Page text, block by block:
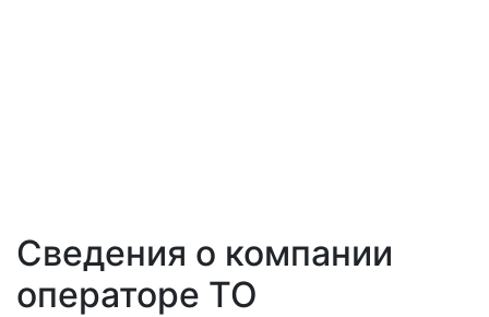
Сведения о компании
операторе ТО